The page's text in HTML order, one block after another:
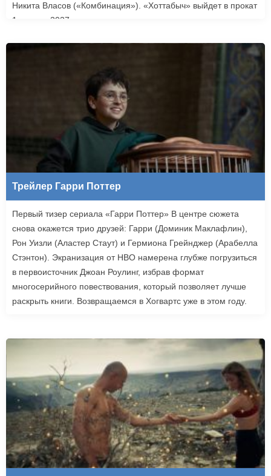
Никита Власов («Комбинация»). «Хоттабыч» выйдет в прокат
1 января 2027 года.
Трейлер Гарри Поттер
Первый тизер сериала «Гарри Поттер» В центре сюжета
снова окажется трио друзей: Гарри (Доминик Маклафлин),
Рон Уизли (Аластер Стаут) и Гермиона Грейнджер (Арабелла
Стэнтон). Экранизация от HBO намерена глубже погрузиться
в первоисточник Джоан Роулинг, избрав формат
многосерийного повествования, который позволяет лучше
раскрыть книги. Возвращаемся в Хогвартс уже в этом году.